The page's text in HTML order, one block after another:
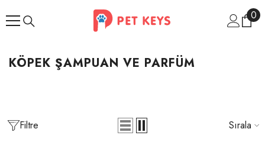
00
KÖPEK ŞAMPUAN VE PARFÜM
Filtre Sırala